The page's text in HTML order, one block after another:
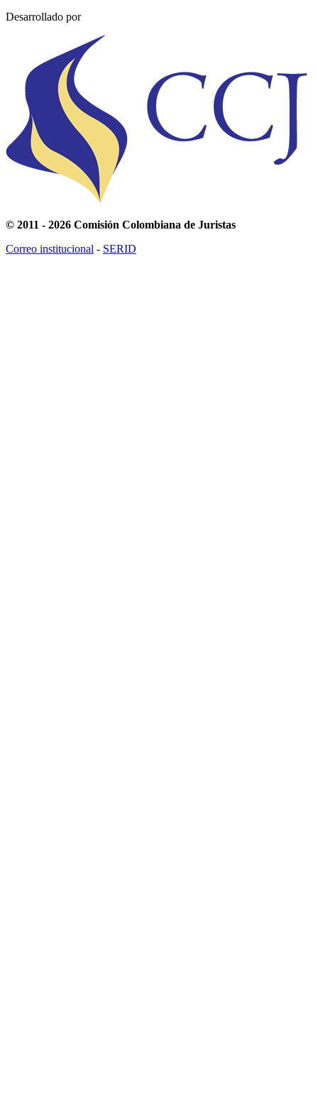
Desarrollado por
© 2011 - 2026 Comisión Colombiana de Juristas
Correo institucional - SERID